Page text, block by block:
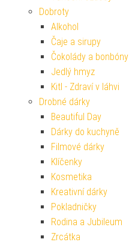
Dobroty
Alkohol
Čaje a sirupy
Čokolády a bonbóny
Jedlý hmyz
Kitl - Zdraví v láhvi
Drobné dárky
Beautiful Day
Dárky do kuchyně
Filmové dárky
Klíčenky
Kosmetika
Kreativní dárky
Pokladničky
Rodina a Jubileum
Zrcátka